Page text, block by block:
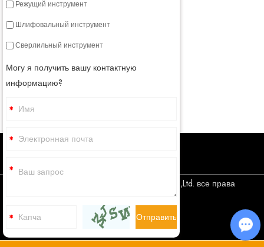
Авторское право © Corediam Tools Co.,Ltd. все права
Режущий инструмент
Шлифовальный инструмент
Сверлильный инструмент
Могу я получить вашу контактную
информацию?